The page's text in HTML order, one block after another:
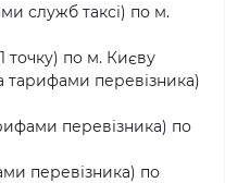
служб таксі) по м.
точку) по м. Києву
перевізника)
перевізника) по
перевізника) по